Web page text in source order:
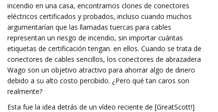
incendio en una casa, encontramos clones de conectores
eléctricos certificados y probados, incluso cuando muchos
argumentarían que las llamadas tuercas para cables
representan un riesgo de incendio, sin importar cuántas
etiquetas de certificación tengan. en ellos. Cuando se trata de
conectores de cables sencillos, los conectores de abrazadera
Wago son un objetivo atractivo para ahorrar algo de dinero
debido a su alto costo percibido. ¿Pero qué tan caros son
realmente?
Esta fue la idea detrás de un vídeo reciente de [GreatScott!]